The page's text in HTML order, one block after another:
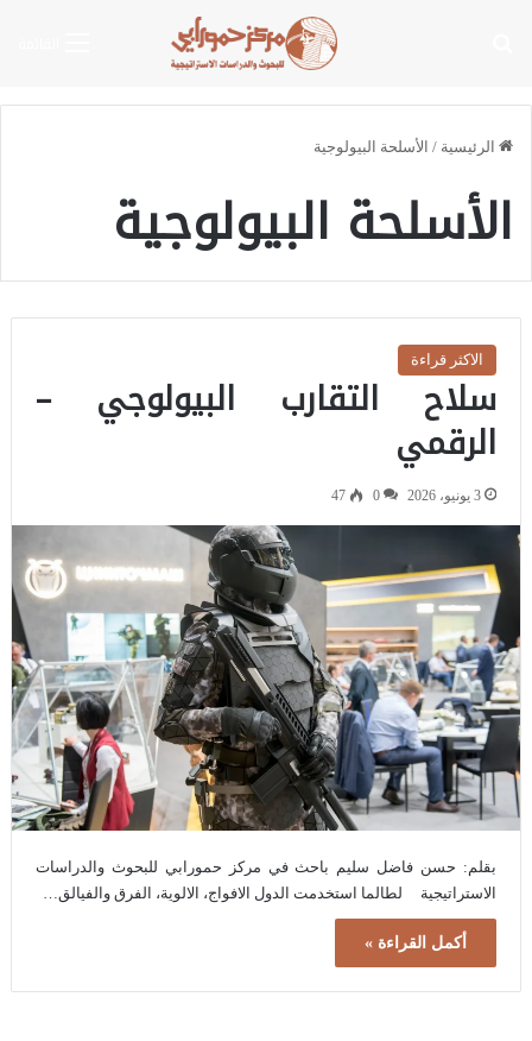
الرئيسية / الأسلحة البيولوجية
الأسلحة البيولوجية
الاكثر قراءة
سلاح التقارب البيولوجي –
الرقمي
3 يونيو، 2026 0
47
بقلم: حسن فاضل سليم باحث في مركز حمورابي للبحوث والدراسات
الاستراتيجية لطالما استخدمت الدول الافواج، الالوية، الفرق والفيالق…
أكمل القراءة »